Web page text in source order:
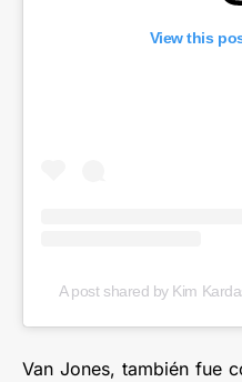
View this
A post shared by Kim
Van Jones, también fue